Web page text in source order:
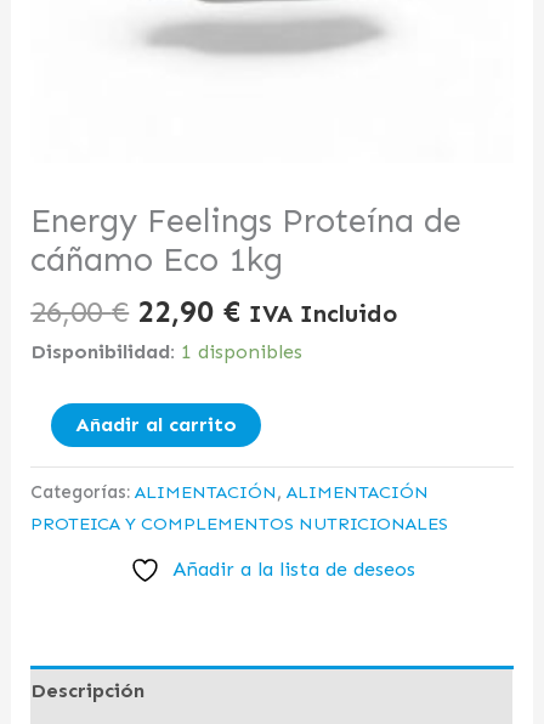
Energy Feelings Proteína de
cáñamo Eco 1kg
26,00€ 22,90 € IVA Incluido
Disponibilidad: 1 disponibles
Añadir al carrito
Categorías:ALIMENTACIÓN,ALIMENTACIÓN
PROTEICA Y COMPLEMENTOS NUTRICIONALES
Añadir a la lista de deseos
Descripción